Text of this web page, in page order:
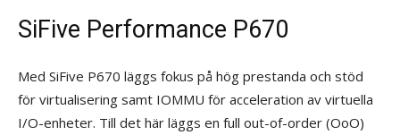
SiFive Performance P670
Med SiFive P670 läggs fokus på hög prestanda och stöd
för virtualisering samt IOMMU för acceleration av virtuella
I/O-enheter. Till det här läggs en full out-of-order (OoO)